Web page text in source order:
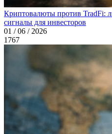
Криптовалюты против TradFi:
сигналы для инвесторов
01 / 06 / 2026
1767